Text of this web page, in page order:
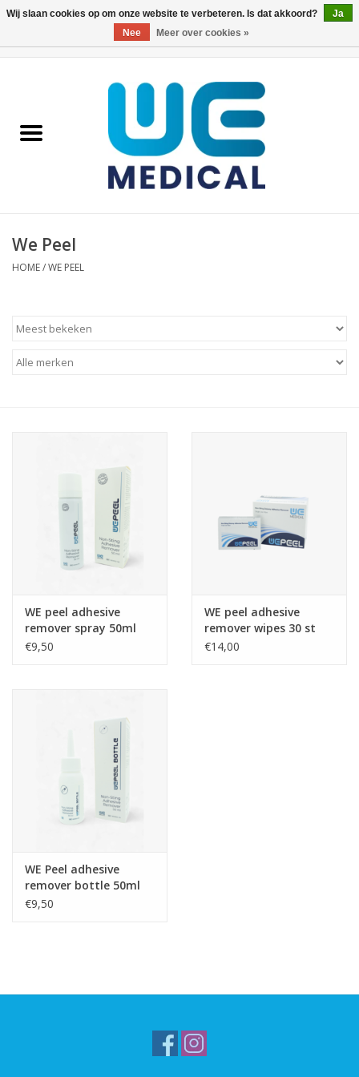
We Peel
We Peel
HOME/WE PEEL
WE peel adhesive
remover spray 50ml
€9,50
WE peel adhesive
remover wipes 30 st
€14,00
WE Peel adhesive
remover bottle 50ml
€9,50
Wij slaan cookies op om onze website te verbeteren. Is dat akkoord?
Ja
Nee
Meer over cookies »